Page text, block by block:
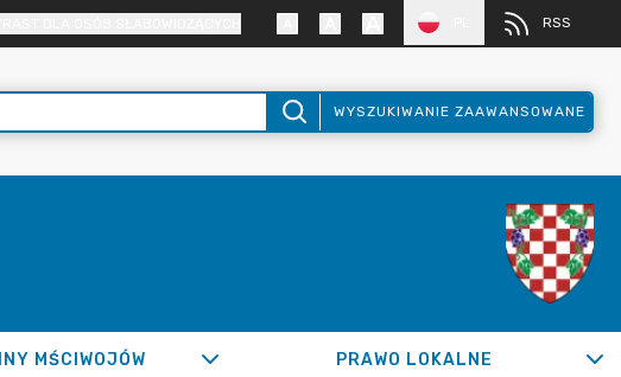
RSS
WYSZUKIWANIE ZAAWANSOWANE
MŚCIWOJÓW PRAWO LOKALNE